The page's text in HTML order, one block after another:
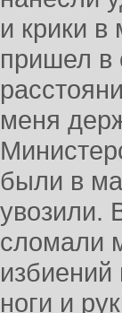
и крики в
пришел в
меня
были в
увозили.
сломали
ноги и